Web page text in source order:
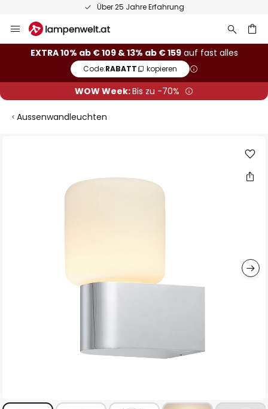
Über 25 Jahre Erfahrung
Inhalt
springen
EXTRA 10% ab € 109 & 13% ab € 159auf fast alles
Code:RABATT kopieren
WOW Week:Bis zu -70%
Aussenwandleuchten